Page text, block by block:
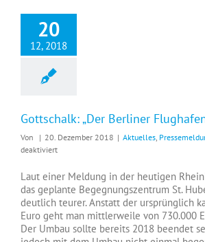
20
12, 2018
Gottschalk: „Der Berliner
Von | 20. Dezember 2018 | Aktuelles,
deaktiviertfür
„Der
Berliner
Flughafen
ist
überall!“
Laut einer Meldung in der heutigen
das geplante Begegnungszentrum St.
deutlich teurer. Anstatt der ursprünglich
Euro geht man mittlerweile von 730.000
Der Umbau sollte bereits 2018 beendet